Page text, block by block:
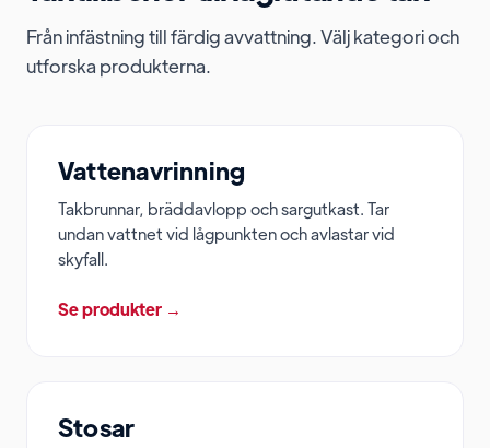
Från infästning till färdig avvattning. Välj kategori och
utforska produkterna.
Vattenavrinning
Takbrunnar, bräddavlopp och sargutkast. Tar
undan vattnet vid lågpunkten och avlastar vid
skyfall.
Se produkter →
Stosar